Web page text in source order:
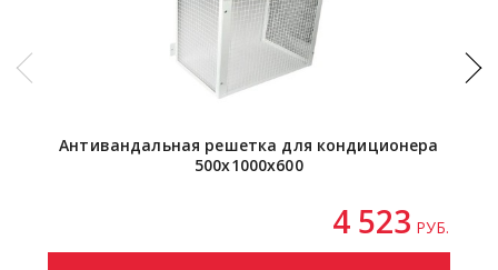
Антивандальная решетка для кондиционера
500х1000х600
4 523 РУБ.